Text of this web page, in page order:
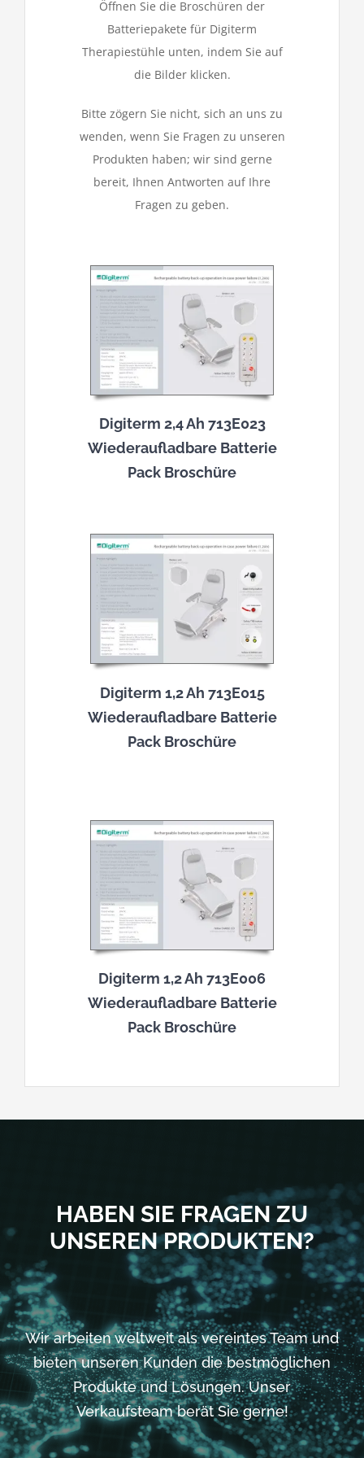
Kontakt
Öffnen Sie die Broschüren der
Batteriepakete für Digiterm
Therapiestühle unten, indem Sie auf
die Bilder klicken.
Bitte zögern Sie nicht, sich an uns zu
wenden, wenn Sie Fragen zu unseren
Produkten haben; wir sind gerne
bereit, Ihnen Antworten auf Ihre
Fragen zu geben.
Digiterm 2,4 Ah 713E023
Wiederaufladbare Batterie
Pack Broschüre
Digiterm 1,2 Ah 713E015
Wiederaufladbare Batterie
Pack Broschüre
Digiterm 1,2 Ah 713E006
Wiederaufladbare Batterie
Pack Broschüre
HABEN SIE FRAGEN ZU
UNSEREN PRODUKTEN?
Wir arbeiten weltweit als vereintes Team und
bieten unseren Kunden die bestmöglichen
Produkte und Lösungen. Unser
Verkaufsteam berät Sie gerne!